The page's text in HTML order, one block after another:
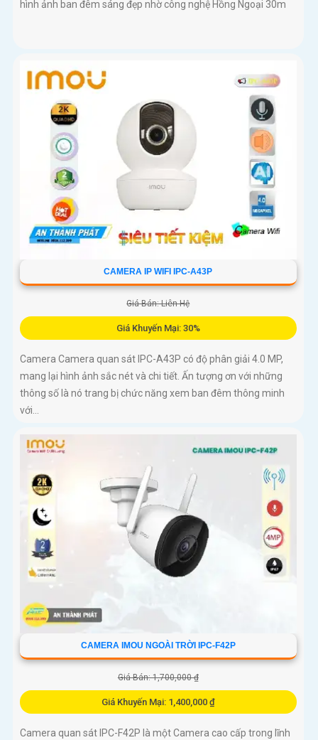
hình ảnh ban đêm sáng đẹp nhờ công nghệ Hồng Ngoại 30m
CAMERA IP WIFI IPC-A43P
Giá Bán: Liên Hệ
Giá Khuyến Mại: 30%
Camera Camera quan sát IPC-A43P có độ phân giải 4.0 MP,
mang lại hình ảnh sắc nét và chi tiết. Ấn tượng ơn với những
thông số là nó trang bị chức năng xem ban đêm thông minh
với...
CAMERA IMOU NGOÀI TRỜI IPC-F42P
Giá Bán: 1,700,000 ₫
Giá Khuyến Mại: 1,400,000 ₫
Camera quan sát IPC-F42P là một Camera cao cấp trong lĩnh